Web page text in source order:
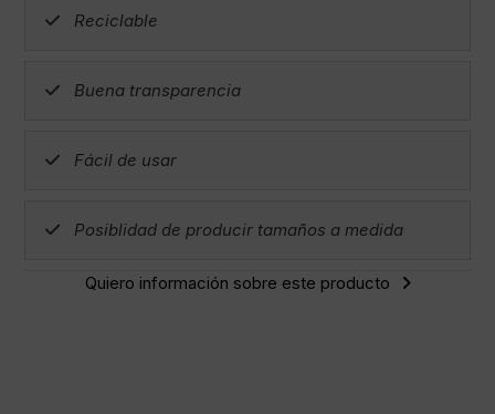
Reciclable
Buena transparencia
Fácil de usar
Posiblidad de producir tamaños a medida
Quiero información sobre este producto